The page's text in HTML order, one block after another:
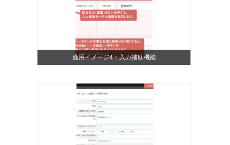
適用イメージ4：入力補助機能